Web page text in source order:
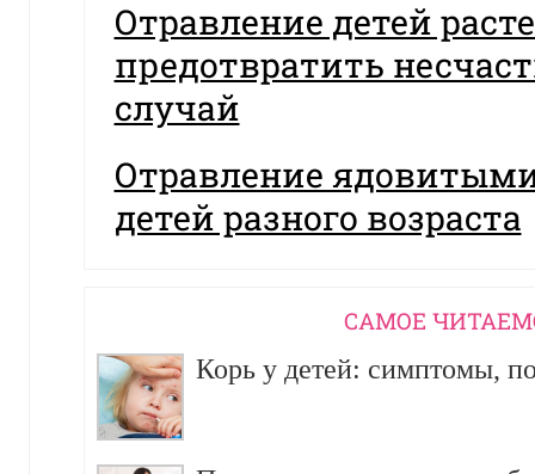
Отравление детей
предотвратить
случай
Отравление
детей разного возраста
CАМОЕ
Корь у детей: симптомы,